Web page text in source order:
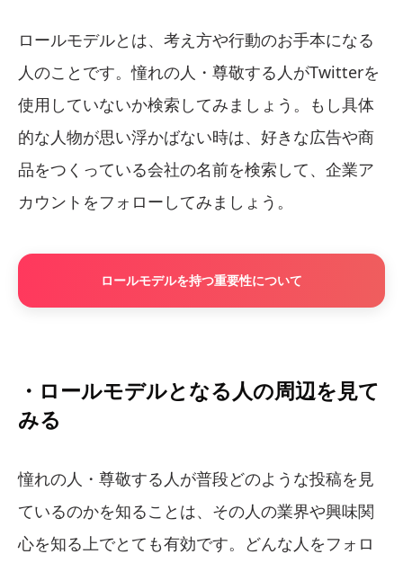
ロールモデルとは、考え方や行動のお手本になる
人のことです。憧れの人・尊敬する人がTwitterを
使用していないか検索してみましょう。もし具体
的な人物が思い浮かばない時は、好きな広告や商
品をつくっている会社の名前を検索して、企業ア
カウントをフォローしてみましょう。
ロールモデルを持つ重要性について
・ロールモデルとなる人の周辺を見て
みる
憧れの人・尊敬する人が普段どのような投稿を見
ているのかを知ることは、その人の業界や興味関
心を知る上でとても有効です。どんな人をフォロ